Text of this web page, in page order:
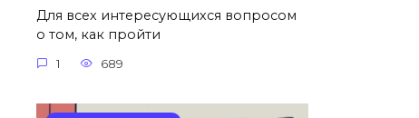
Для всех интересующихся вопросом
о том, как пройти
1 689